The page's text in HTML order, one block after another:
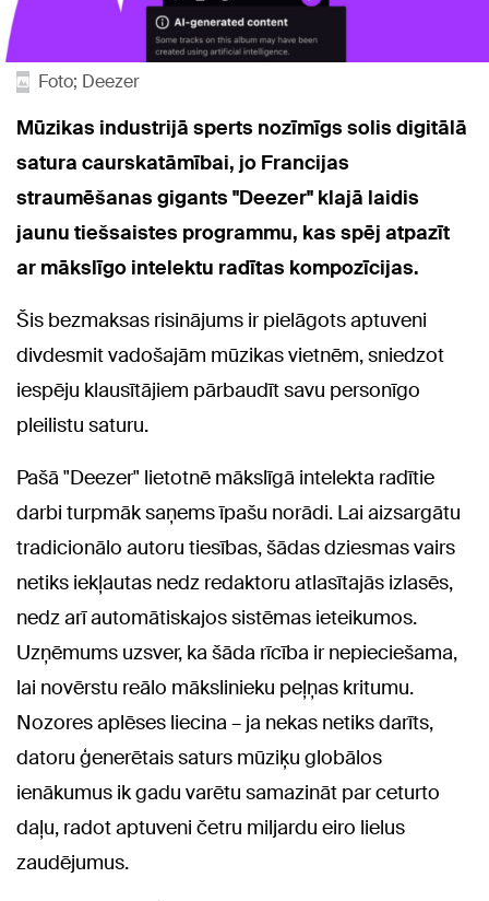
Foto; Deezer
Mūzikas industrijā sperts nozīmīgs solis digitālā
satura caurskatāmībai, jo Francijas
straumēšanas gigants "Deezer" klajā laidis
jaunu tiešsaistes programmu, kas spēj atpazīt
ar mākslīgo intelektu radītas kompozīcijas.
Šis bezmaksas risinājums ir pielāgots aptuveni
divdesmit vadošajām mūzikas vietnēm, sniedzot
iespēju klausītājiem pārbaudīt savu personīgo
pleilistu saturu.
Pašā "Deezer" lietotnē mākslīgā intelekta radītie
darbi turpmāk saņems īpašu norādi. Lai aizsargātu
tradicionālo autoru tiesības, šādas dziesmas vairs
netiks iekļautas nedz redaktoru atlasītajās izlasēs,
nedz arī automātiskajos sistēmas ieteikumos.
Uzņēmums uzsver, ka šāda rīcība ir nepieciešama,
lai novērstu reālo mākslinieku peļņas kritumu.
Nozores aplēses liecina – ja nekas netiks darīts,
datoru ģenerētais saturs mūziķu globālos
ienākumus ik gadu varētu samazināt par ceturto
daļu, radot aptuveni četru miljardu eiro lielus
zaudējumus.